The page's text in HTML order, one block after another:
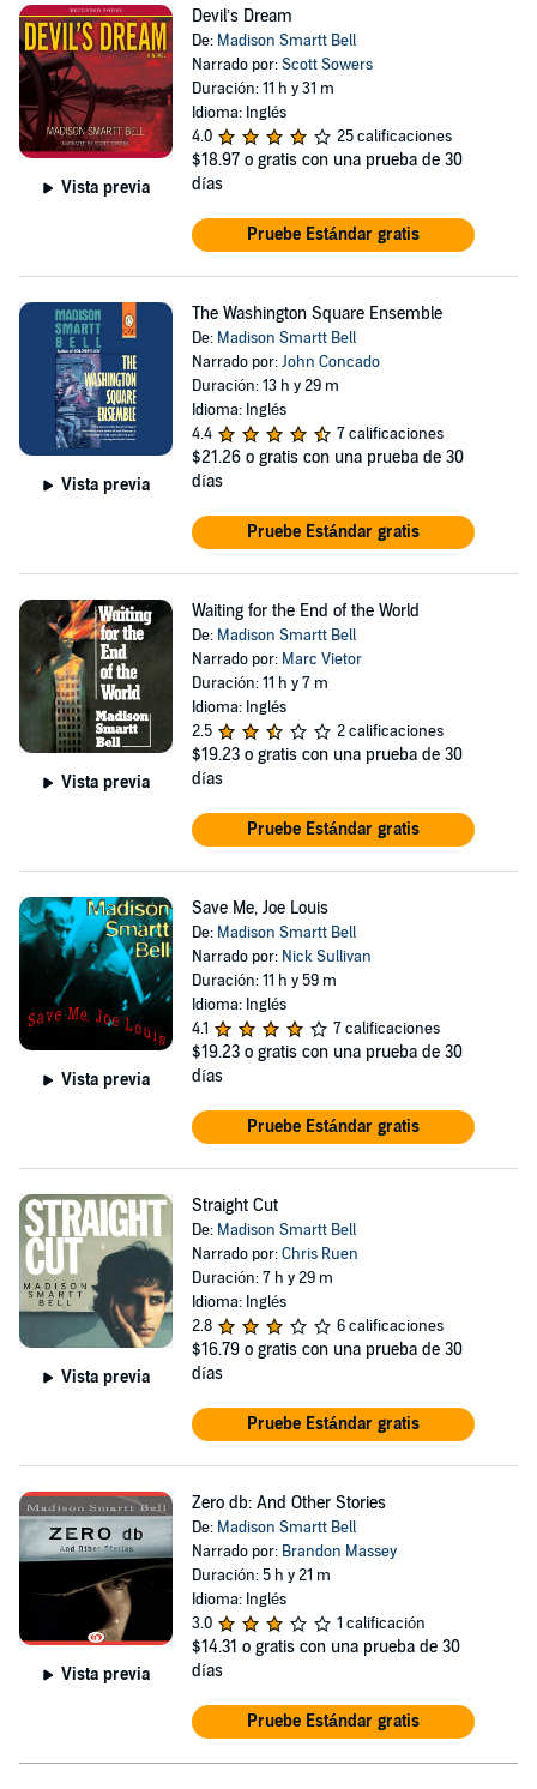
Vista previa
Devil’s Dream
De: Madison Smartt Bell
Narrado por:Scott Sowers
Duración: 11 h y 31 m
Idioma: Inglés
4.0
25 calificaciones
$18.97 o gratis con una prueba de 30
días
Pruebe Estándar gratis
Vista previa
The Washington Square Ensemble
De: Madison Smartt Bell
Narrado por:John Concado
Duración: 13 h y 29 m
Idioma: Inglés
4.4
7 calificaciones
$21.26 o gratis con una prueba de 30
días
Pruebe Estándar gratis
Vista previa
Waiting for the End of the World
De: Madison Smartt Bell
Narrado por: Marc Vietor
Duración: 11 h y 7 m
Idioma: Inglés
2.5
2 calificaciones
$19.23 o gratis con una prueba de 30
días
Pruebe Estándar gratis
Vista previa
Save Me, Joe Louis
De: Madison Smartt Bell
Narrado por: Nick Sullivan
Duración: 11 h y 59 m
Idioma: Inglés
4.1
7 calificaciones
$19.23 o gratis con una prueba de 30
días
Pruebe Estándar gratis
Vista previa
Straight Cut
De: Madison Smartt Bell
Narrado por:Chris Ruen
Duración: 7 h y 29 m
Idioma: Inglés
2.8
6 calificaciones
$16.79 o gratis con una prueba de 30
días
Pruebe Estándar gratis
Vista previa
Zero db: And Other Stories
De: Madison Smartt Bell
Narrado por: Brandon Massey
Duración: 5 h y 21 m
Idioma: Inglés
3.0
1 calificación
$14.31 o gratis con una prueba de 30
días
Pruebe Estándar gratis